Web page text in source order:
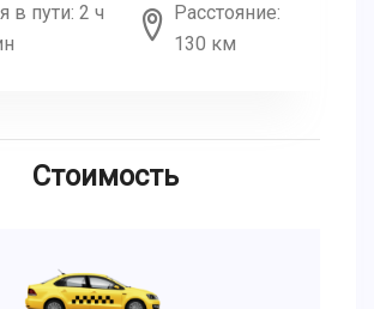
в пути: 2 ч
Расстояние:
130 км
Стоимость